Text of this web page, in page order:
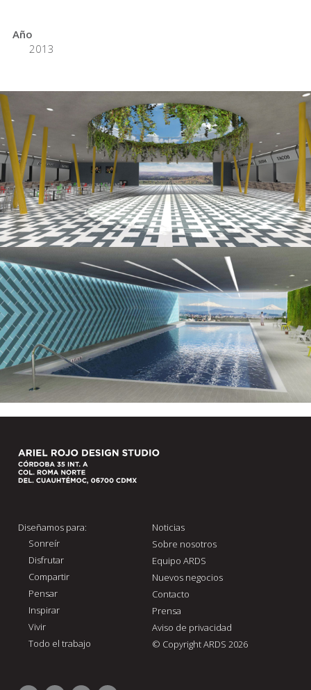
Año
2013
Diseñamos para:
Sonreír
Disfrutar
Compartir
Pensar
Inspirar
Vivir
Todo el trabajo
Noticias
Sobre nosotros
Equipo ARDS
Nuevos negocios
Contacto
Prensa
Aviso de privacidad
© Copyright ARDS 2026